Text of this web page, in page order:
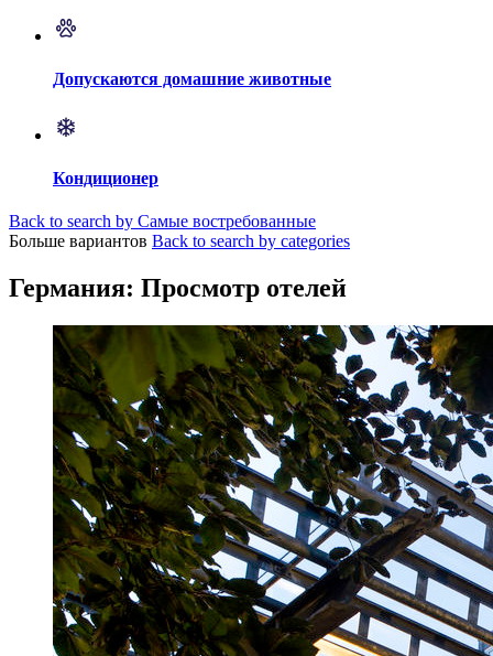
Допускаются домашние животные
Кондиционер
Back to search by Самые востребованные
Больше вариантов Back to search by categories
Германия: Просмотр отелей